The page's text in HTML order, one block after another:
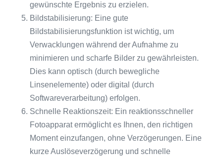
gewünschte Ergebnis zu erzielen.
Bildstabilisierung: Eine gute
Bildstabilisierungsfunktion ist wichtig, um
Verwacklungen während der Aufnahme zu
minimieren und scharfe Bilder zu gewährleisten.
Dies kann optisch (durch bewegliche
Linsenelemente) oder digital (durch
Softwareverarbeitung) erfolgen.
Schnelle Reaktionszeit: Ein reaktionsschneller
Fotoapparat ermöglicht es Ihnen, den richtigen
Moment einzufangen, ohne Verzögerungen. Eine
kurze Auslöseverzögerung und schnelle